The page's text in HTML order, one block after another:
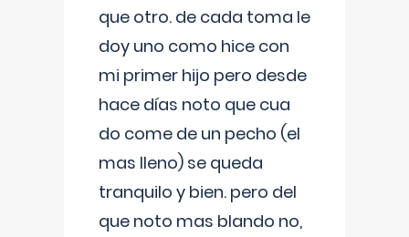
que otro. de cada toma le
doy uno como hice con
mi primer hijo pero desde
hace días noto que cua
do come de un pecho (el
mas lleno) se queda
tranquilo y bien. pero del
que noto mas blando no,